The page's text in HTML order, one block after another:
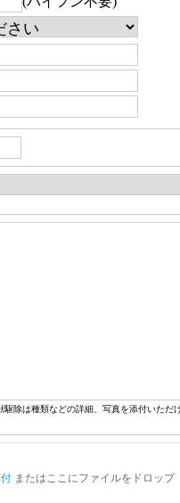
除は種類などの詳細、写真を添付いただ
またはここにファイルをドロップ